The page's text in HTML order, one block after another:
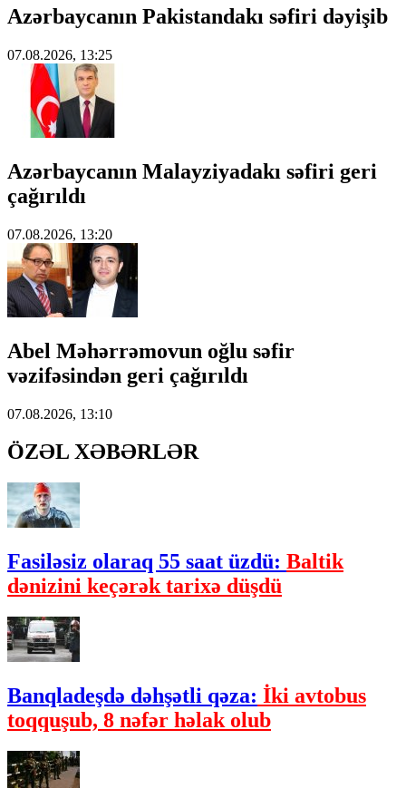
Azərbaycanın Pakistandakı səfiri dəyişib
07.08.2026, 13:25
Azərbaycanın Malayziyadakı səfiri geri
çağırıldı
07.08.2026, 13:20
Abel Məhərrəmovun oğlu səfir
vəzifəsindən geri çağırıldı
07.08.2026, 13:10
ÖZƏL XƏBƏRLƏR
Fasiləsiz olaraq 55 saat üzdü: Baltik
dənizini keçərək tarixə düşdü
Banqladeşdə dəhşətli qəza: İki avtobus
toqquşub, 8 nəfər həlak olub